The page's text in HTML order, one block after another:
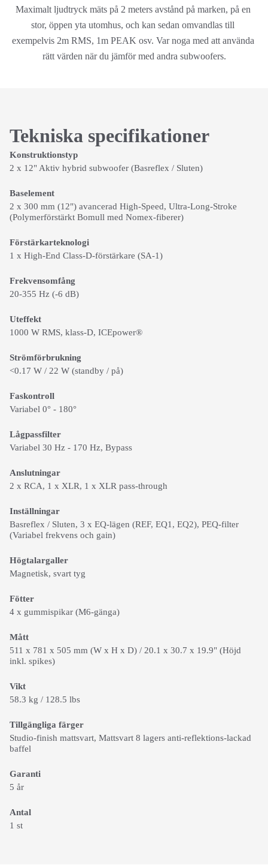
Maximalt ljudtryck mäts på 2 meters avstånd på marken, på en
stor, öppen yta utomhus, och kan sedan omvandlas till
exempelvis 2m RMS, 1m PEAK osv. Var noga med att använda
rätt värden när du jämför med andra subwoofers.
Tekniska specifikationer
Konstruktionstyp
2 x 12" Aktiv hybrid subwoofer (Basreflex / Sluten)
Baselement
2 x 300 mm (12") avancerad High-Speed, Ultra-Long-Stroke
(Polymerförstärkt Bomull med Nomex-fiberer)
Förstärkarteknologi
1 x High-End Class-D-förstärkare (SA-1)
Frekvensomfång
20-355 Hz (-6 dB)
Uteffekt
1000 W RMS, klass-D, ICEpower®
Strömförbrukning
<0.17 W / 22 W (standby / på)
Faskontroll
Variabel 0° - 180°
Lågpassfilter
Variabel 30 Hz - 170 Hz, Bypass
Anslutningar
2 x RCA, 1 x XLR, 1 x XLR pass-through
Inställningar
Basreflex / Sluten, 3 x EQ-lägen (REF, EQ1, EQ2), PEQ-filter
(Variabel frekvens och gain)
Högtalargaller
Magnetisk, svart tyg
Fötter
4 x gummispikar (M6-gänga)
Mått
511 x 781 x 505 mm (W x H x D) / 20.1 x 30.7 x 19.9" (Höjd
inkl. spikes)
Vikt
58.3 kg / 128.5 lbs
Tillgängliga färger
Studio-finish mattsvart, Mattsvart 8 lagers anti-reflektions-lackad
baffel
Garanti
5 år
Antal
1 st